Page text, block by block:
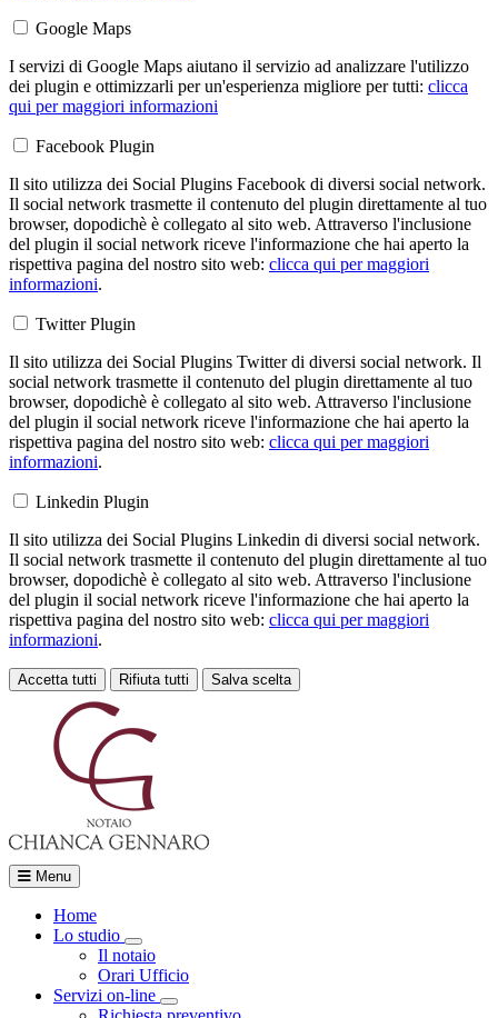
Google Maps
I servizi di Google Maps aiutano il servizio ad analizzare l'utilizzo
dei plugin e ottimizzarli per un'esperienza migliore per tutti: clicca
qui per maggiori informazioni
Facebook Plugin
Il sito utilizza dei Social Plugins Facebook di diversi social network.
Il social network trasmette il contenuto del plugin direttamente al tuo
browser, dopodichè è collegato al sito web. Attraverso l'inclusione
del plugin il social network riceve l'informazione che hai aperto la
rispettiva pagina del nostro sito web: clicca qui per maggiori
informazioni.
Twitter Plugin
Il sito utilizza dei Social Plugins Twitter di diversi social network. Il
social network trasmette il contenuto del plugin direttamente al tuo
browser, dopodichè è collegato al sito web. Attraverso l'inclusione
del plugin il social network riceve l'informazione che hai aperto la
rispettiva pagina del nostro sito web: clicca qui per maggiori
informazioni.
Linkedin Plugin
Il sito utilizza dei Social Plugins Linkedin di diversi social network.
Il social network trasmette il contenuto del plugin direttamente al tuo
browser, dopodichè è collegato al sito web. Attraverso l'inclusione
del plugin il social network riceve l'informazione che hai aperto la
rispettiva pagina del nostro sito web: clicca qui per maggiori
informazioni.
Accetta tutti Rifiuta tutti Salva scelta
Menu
Home
Lo studio
Toggle Dropdown
Il notaio
Orari Ufficio
Servizi on-line
Toggle Dropdown